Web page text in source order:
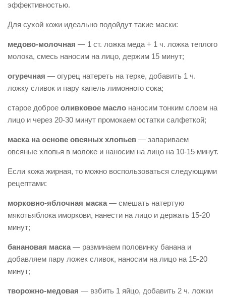
эффективностью.
Для сухой кожи идеально подойдут такие маски:
медово-молочная — 1 ст. ложка меда + 1 ч. ложка теплого
молока, смесь наносим на лицо, держим 15 минут;
огуречная — огурец натереть на терке, добавить 1 ч.
ложку сливок и пару капель лимонного сока;
старое доброе оливковое масло наносим тонким слоем на
лицо и через 20-30 минут промокаем остатки салфеткой;
маска на основе овсяных хлопьев — запариваем
овсяные хлопья в молоке и наносим на лицо на 10-15 минут.
Если кожа жирная, то можно воспользоваться следующими
рецептами:
морковно-яблочная маска — смешать натертую
мякотьяблока иморкови, нанести на лицо и держать 15-20
минут;
банановая маска — разминаем половинку банана и
добавляем пару ложек сливок, наносим на лицо на 15-20
минут;
творожно-медовая — взбить 1 яйцо, добавить 2 ч. ложки